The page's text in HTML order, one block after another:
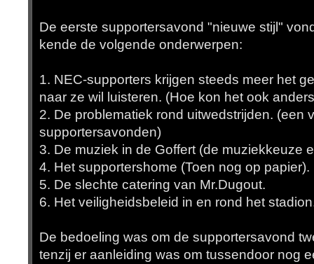
De eerste supportersavond "nieuwe stijl"
kende de volgende onderwerpen:
1. NEC-supporters krijgen steeds meer het
naar ze wil luisteren. (Hoe kon het ook
2. De problematiek rond uitwedstrijden. (een
supportersavonden)
3. De muziek in de Goffert (de muziekkeuze
4. Het supportershome (Toen nog op papier).
5. De slechte catering van Mr.Dugout.
6. Het veiligheidsbeleid in en rond het
De bedoeling was om de supportersavond
tenzij er aanleiding was om tussendoor nog